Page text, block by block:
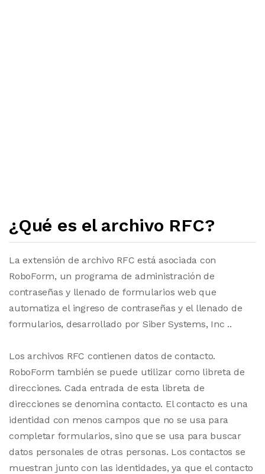
¿Qué es el archivo RFC?
La extensión de archivo RFC está asociada con
RoboForm, un programa de administración de
contraseñas y llenado de formularios web que
automatiza el ingreso de contraseñas y el llenado de
formularios, desarrollado por Siber Systems, Inc ..
Los archivos RFC contienen datos de contacto.
RoboForm también se puede utilizar como libreta de
direcciones. Cada entrada de esta libreta de
direcciones se denomina contacto. El contacto es una
identidad con menos campos que no se usa para
completar formularios, sino que se usa para buscar
datos personales de otras personas. Los contactos se
muestran junto con las identidades, ya que el contacto